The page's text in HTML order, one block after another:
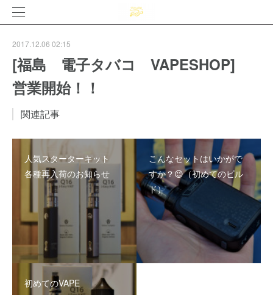
2017.12.06 02:15
[福島 電子タバコ VAPESHOP]
営業開始！！
関連記事
人気スターターキット
各種再入荷のお知らせ
こんなセットはいかがで
すか？😉（初めてのビル
ド）
初めてのVAPE